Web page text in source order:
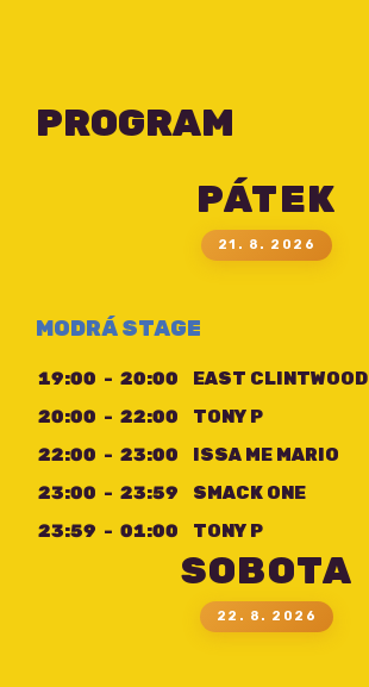
PROGRAM
PÁTEK
21. 8. 2026
MODRÁ STAGE
19:00 - 20:00
EAST CLINTWOOD
20:00 - 22:00
TONY P
22:00 - 23:00
ISSA ME MARIO
23:00 - 23:59
SMACK ONE
23:59 - 01:00 TONY P
SOBOTA
22. 8. 2026